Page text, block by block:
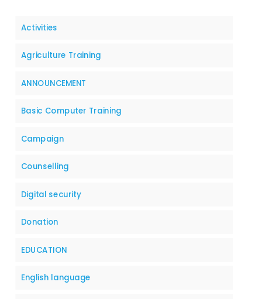
Activities
Agriculture Training
ANNOUNCEMENT
Basic Computer Training
Campaign
Counselling
Digital security
Donation
EDUCATION
English language